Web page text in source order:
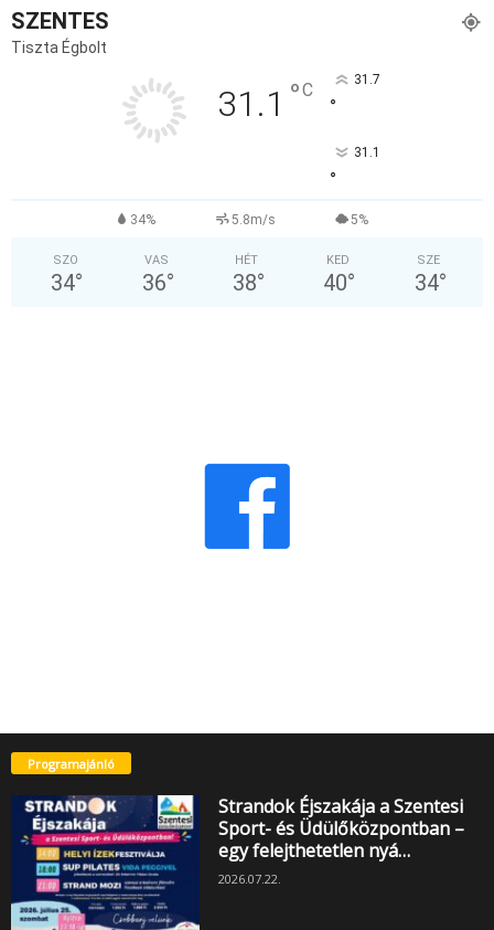
SZENTES
Tiszta Égbolt
31.1 °C 31.7
°
31.1
°
34% 5.8m/s 5%
SZO
34°
VAS
36°
HÉT
38°
KED
40°
SZE
34°
Programajánló
Strandok Éjszakája a Szentesi
Sport- és Üdülőközpontban –
egy felejthetetlen nyá…
2026.07.22.